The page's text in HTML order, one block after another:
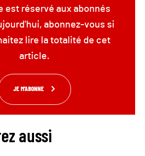
est réservé aux abonnés
abonnez-vous si
lire la totalité de cet
article.
JE M'ABONNE
aussi